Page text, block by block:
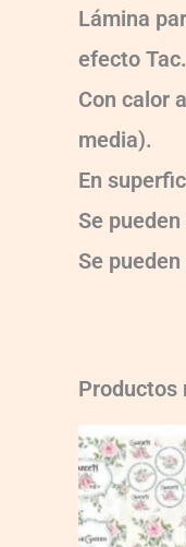
Lámina
efecto Tac.
Con calor
media).
En
Se
Se
Productos
Ch-
wXXL13
quantity